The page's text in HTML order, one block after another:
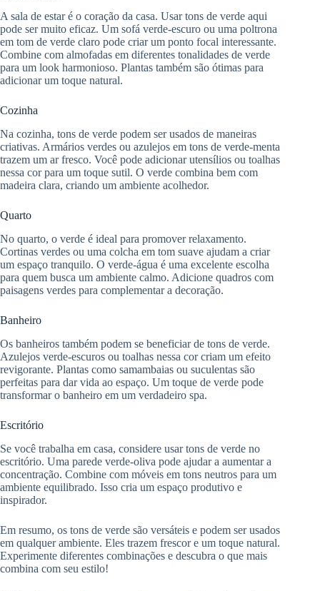
A sala de estar é o coração da casa. Usar tons de verde aqui
pode ser muito eficaz. Um sofá verde-escuro ou uma poltrona
em tom de verde claro pode criar um ponto focal interessante.
Combine com almofadas em diferentes tonalidades de verde
para um look harmonioso. Plantas também são ótimas para
adicionar um toque natural.
Cozinha
Na cozinha, tons de verde podem ser usados de maneiras
criativas. Armários verdes ou azulejos em tons de verde-menta
trazem um ar fresco. Você pode adicionar utensílios ou toalhas
nessa cor para um toque sutil. O verde combina bem com
madeira clara, criando um ambiente acolhedor.
Quarto
No quarto, o verde é ideal para promover relaxamento.
Cortinas verdes ou uma colcha em tom suave ajudam a criar
um espaço tranquilo. O verde-água é uma excelente escolha
para quem busca um ambiente calmo. Adicione quadros com
paisagens verdes para complementar a decoração.
Banheiro
Os banheiros também podem se beneficiar de tons de verde.
Azulejos verde-escuros ou toalhas nessa cor criam um efeito
revigorante. Plantas como samambaias ou suculentas são
perfeitas para dar vida ao espaço. Um toque de verde pode
transformar o banheiro em um verdadeiro spa.
Escritório
Se você trabalha em casa, considere usar tons de verde no
escritório. Uma parede verde-oliva pode ajudar a aumentar a
concentração. Combine com móveis em tons neutros para um
ambiente equilibrado. Isso cria um espaço produtivo e
inspirador.
Em resumo, os tons de verde são versáteis e podem ser usados
em qualquer ambiente. Eles trazem frescor e um toque natural.
Experimente diferentes combinações e descubra o que mais
combina com seu estilo!